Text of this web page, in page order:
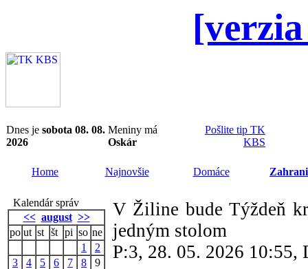
Dnes je sobota 08. 08.
2026
Meniny má
Oskár
Pošlite tip TK
KBS
Home Najnovšie Domáce
Kalendár správ
<< august >>
po ut st št pi so ne
1
2
3
4 5 6 7 8
9
V Žiline bude Týždeň
jedným stolom
P:3, 28. 05. 2026 10:55,